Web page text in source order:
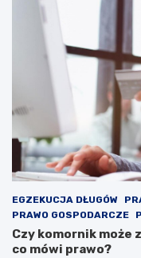
EGZEKUCJA DŁUGÓW
PRAWO GOSPODARCZE
Czy komornik może
co mówi prawo?